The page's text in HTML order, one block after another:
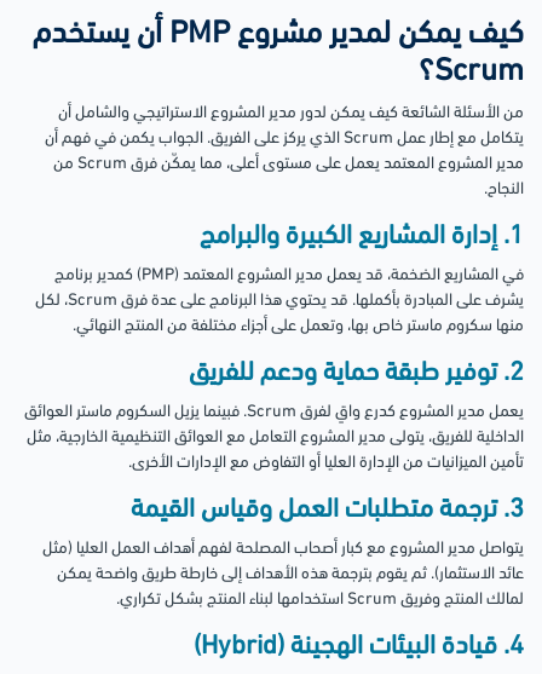
كيف يمكن لمدير مشروع PMP أن يستخدم
Scrum؟
من الأسئلة الشائعة كيف يمكن لدور مدير المشروع الاستراتيجي والشامل أن
يتكامل مع إطار عمل Scrum الذي يركز على الفريق. الجواب يكمن في فهم أن
مدير المشروع المعتمد يعمل على مستوى أعلى، مما يمكّن فرق Scrum من
النجاح.
1. إدارة المشاريع الكبيرة والبرامج
في المشاريع الضخمة، قد يعمل مدير المشروع المعتمد (PMP) كمدير برنامج
يشرف على المبادرة بأكملها. قد يحتوي هذا البرنامج على عدة فرق Scrum، لكل
منها سكروم ماستر خاص بها، وتعمل على أجزاء مختلفة من المنتج النهائي.
2. توفير طبقة حماية ودعم للفريق
يعمل مدير المشروع كدرع واقٍ لفرق Scrum. فبينما يزيل السكروم ماستر العوائق
الداخلية للفريق، يتولى مدير المشروع التعامل مع العوائق التنظيمية الخارجية، مثل
تأمين الميزانيات من الإدارة العليا أو التفاوض مع الإدارات الأخرى.
3. ترجمة متطلبات العمل وقياس القيمة
يتواصل مدير المشروع مع كبار أصحاب المصلحة لفهم أهداف العمل العليا (مثل
عائد الاستثمار). ثم يقوم بترجمة هذه الأهداف إلى خارطة طريق واضحة يمكن
لمالك المنتج وفريق Scrum استخدامها لبناء المنتج بشكل تكراري.
4. قيادة البيئات الهجينة (Hybrid)